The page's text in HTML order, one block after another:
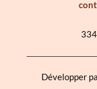
Développer